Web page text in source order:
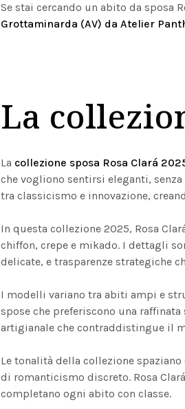
Se stai cercando un abito da sposa
Grottaminarda (AV) da Atelier
La
La collezione sposa Rosa Clará
che vogliono sentirsi eleganti,
tra classicismo e innovazione,
In questa collezione 2025, Rosa
chiffon, crepe e mikado. I dettagli
delicate, e trasparenze strategiche
I modelli variano tra abiti ampi e
spose che preferiscono una
artigianale che contraddistingue il
Le tonalità della collezione
di romanticismo discreto. Rosa
completano ogni abito con classe.